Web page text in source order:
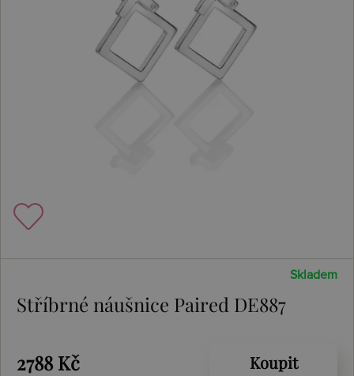
Skladem
Stříbrné náušnice Paired DE887
2788 Kč Koupit